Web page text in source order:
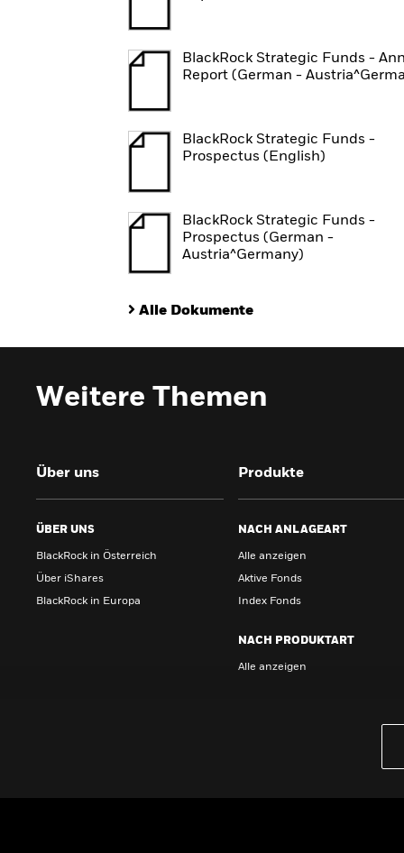
BlackRock Strategic Funds -
Report (German -
BlackRock Strategic Funds -
Prospectus (English)
BlackRock Strategic Funds -
Prospectus (German -
Austria^Germany)
Alle Dokumente
Weitere Themen
Über uns
ÜBER UNS
BlackRock in Österreich
Über iShares
BlackRock in Europa
Produkte
NACH ANLAGEART
Alle anzeigen
Aktive Fonds
Index Fonds
NACH PRODUKTART
Alle anzeigen